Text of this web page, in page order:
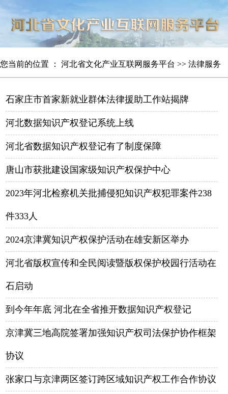
您当前的位置 ： 河北省文化产业互联网服务平台 >> 法律服务
石家庄市首家新就业群体法律援助工作站揭牌
河北数据知识产权登记系统上线
河北省数据知识产权登记有了制度保障
唐山市获批建设国家级知识产权保护中心
2023年河北检察机关批捕侵犯知识产权犯罪案件238
件333人
2024京津冀知识产权保护活动在雄安新区举办
河北省版权宣传和全民阅读暨版权保护校园行活动在
石启动
到今年年底 河北在全省推开数据知识产权登记
京津冀三地高院签署加强知识产权司法保护协作框架
协议
张家口与京津两区签订跨区域知识产权工作合作协议